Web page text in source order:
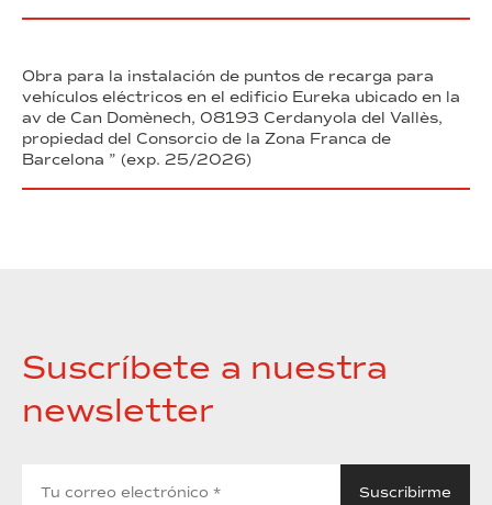
Obra para la instalación de puntos de recarga para
vehículos eléctricos en el edificio Eureka ubicado en la
av de Can Domènech, 08193 Cerdanyola del Vallès,
propiedad del Consorcio de la Zona Franca de
Barcelona ” (exp. 25/2026)
Suscríbete a nuestra
newsletter